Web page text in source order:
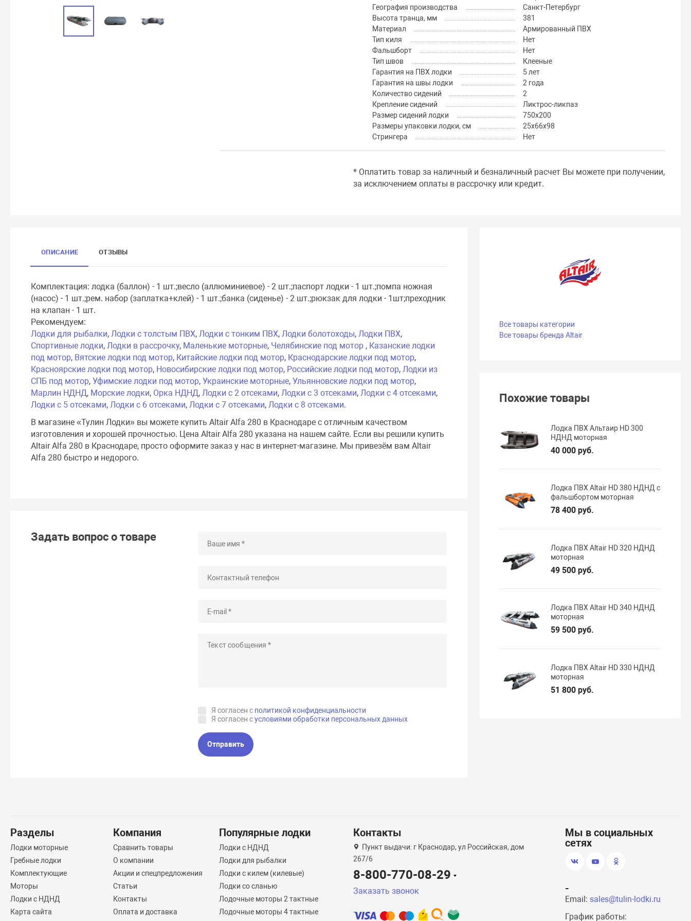
География производства
Санкт-Петербург
Высота транца, мм
381
Материал
Армированный ПВХ
Тип киля
Нет
Фальшборт
Нет
Тип швов
Клееные
Гарантия на ПВХ лодки
5 лет
Гарантия на швы лодки
2 года
Количество сидений
2
Крепление сидений
Ликтрос-ликпаз
Размер сидений лодки
750х200
Размеры упаковки лодки, см
25х66х98
Стрингера
Нет
* Оплатить товар за наличный и безналичный расчет Вы можете при получении,
за исключением оплаты в рассрочку или кредит.
ОПИСАНИЕ ОТЗЫВЫ
Комплектация: лодка (баллон) - 1 шт.;весло (аллюминиевое) - 2 шт.;паспорт лодки - 1 шт.;помпа ножная
(насос) - 1 шт.;рем. набор (заплатка+клей) - 1 шт.;банка (сиденье) - 2 шт.;рюкзак для лодки - 1шт;преходник
на клапан - 1 шт.
Рекомендуем:
Лодки для рыбалки, Лодки с толстым ПВХ, Лодки с тонким ПВХ, Лодки болотоходы, Лодки ПВХ,
Спортивные лодки, Лодки в рассрочку, Маленькие моторные, Челябинские под мотор , Казанские лодки
под мотор, Вятские лодки под мотор, Китайские лодки под мотор, Краснодарские лодки под мотор,
Красноярские лодки под мотор, Новосибирские лодки под мотор, Российские лодки под мотор, Лодки из
СПБ под мотор,Уфимские лодки под мотор,Украинские моторные,Ульянновские лодки под мотор,
Марлин НДНД, Морские лодки, Орка НДНД, Лодки с 2 отсеками, Лодки с 3 отсеками, Лодки с 4 отсеками,
Лодки с 5 отсеками, Лодки с 6 отсеками, Лодки с 7 отсеками, Лодки с 8 отсеками.
В магазине «Тулин Лодки» вы можете купить Altair Alfa 280 в Краснодаре с отличным качеством
изготовления и хорошей прочностью. Цена Altair Alfa 280 указана на нашем сайте. Если вы решили купить
Altair Alfa 280 в Краснодаре, просто оформите заказ у нас в интернет-магазине. Мы привезём вам Altair
Alfa 280 быстро и недорого.
Задать вопрос о товаре
Я согласен с политикой конфиденциальности
Я согласен сусловиями обработки персональных данных
Отправить
Все товары категории
Все товары бренда Altair
Похожие товары
Лодка ПВХ Альтаир HD 300
НДНД моторная
40 000 руб.
Лодка ПВХ Altair HD 380 НДНД с
фальшбортом моторная
78 400 руб.
Лодка ПВХ Altair HD 320 НДНД
моторная
49 500 руб.
Лодка ПВХ Altair HD 340 НДНД
моторная
59 500 руб.
Лодка ПВХ Altair HD 330 НДНД
моторная
51 800 руб.
Разделы
Лодки моторные
Гребные лодки
Комплектующие
Моторы
Лодки с НДНД
Карта сайта
Компания
Сравнить товары
О компании
Акции и спецпредложения
Статьи
Контакты
Оплата и доставка
Популярные лодки
Лодки с НДНД
Лодки для рыбалки
Лодки с килем (килевые)
Лодки со сланью
Лодочные моторы 2 тактные
Лодочные моторы 4 тактные
Контакты
Пункт выдачи: г Краснодар, ул Российская, дом
267/6
8-800-770-08-29
Заказать звонок
Мы в социальных
сетях
-
Email: sales@tulin-lodki.ru
График работы: